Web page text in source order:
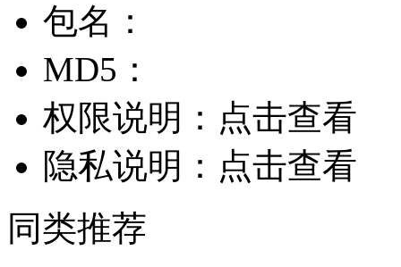
包名：
MD5：
权限说明： 点击查看
隐私说明： 点击查看
同类推荐